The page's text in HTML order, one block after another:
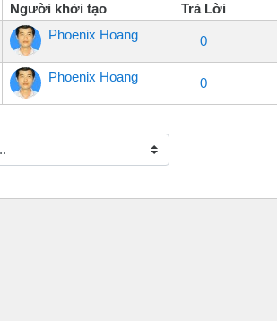
Người khởi tạo Trả Lời
Phoenix Hoang 0
Phoenix Hoang 0